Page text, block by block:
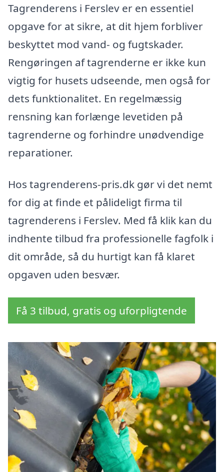
Tagrenderens i Ferslev er en essentiel
opgave for at sikre, at dit hjem forbliver
beskyttet mod vand- og fugtskader.
Rengøringen af tagrenderne er ikke kun
vigtig for husets udseende, men også for
dets funktionalitet. En regelmæssig
rensning kan forlænge levetiden på
tagrenderne og forhindre unødvendige
reparationer.
Hos tagrenderens-pris.dk gør vi det nemt
for dig at finde et pålideligt firma til
tagrenderens i Ferslev. Med få klik kan du
indhente tilbud fra professionelle fagfolk i
dit område, så du hurtigt kan få klaret
opgaven uden besvær.
Få 3 tilbud, gratis og uforpligtende